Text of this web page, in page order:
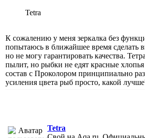
Tetra
К сожалению у меня зеркалка без
попытаюсь в ближайшее время сделать
но не могу гарантировать качества.
пылит, но рыбки не едят красные
состав с Проколором принципиально
усиления цвета рыб просто, какой
Tetra